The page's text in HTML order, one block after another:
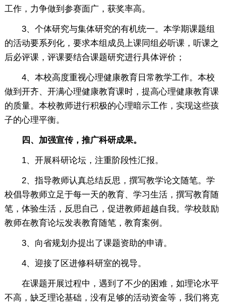
工作，力争做到参赛面广，获奖率高。
3、个体研究与集体研究的有机统一。本学期课题组
的活动要系列化，要求本组成员上课同组必听课，听课之
后必评课，评课要结合课题研究进行具体评价；
4、本校高度重视心理健康教育日常教学工作。本校
做到开齐、开满心理健康教育课时，提高心理健康教育课
的质量。本校教师进行积极的心理暗示工作，实现这些孩
子的心理平衡。
四、加强宣传，推广科研成果。
1、开展科研论坛，注重阶段性汇报。
2、指导教师认真总结反思，撰写教学论文随笔。学
校倡导教师立足于每一天的教育、学习生活，撰写教育随
笔，体验生活，反思自己，促进教师超越自我。学校鼓励
教师在教育论坛发表教育随笔，教育案例。
3、向省规划办提出了课题资助的申请。
4、迎接了区进修科研室的视导。
在课题开展过程中，遇到了不少的困难，如理论水平
不高，缺乏理论基础，没有足够的活动资金等，我们将克